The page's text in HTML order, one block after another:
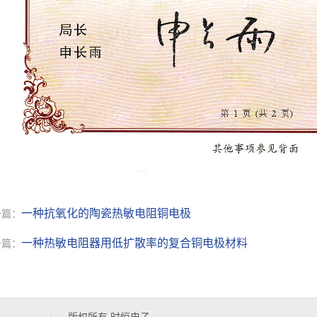
： 一种抗氧化的陶瓷热敏电阻铜电极
： 一种热敏电阻器用低扩散率的复合铜电极材料